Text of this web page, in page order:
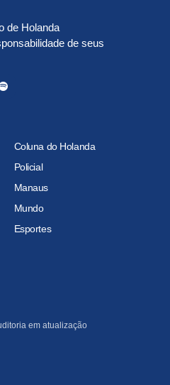
de Holanda
de seus
Coluna do Holanda
Policial
Manaus
Mundo
Esportes
em atualização